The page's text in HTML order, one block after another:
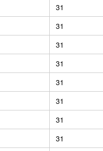
31
31
31
31
31
31
31
31